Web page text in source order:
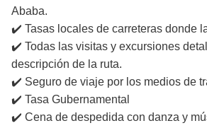
Ababa.
✔️ Tasas locales de carreteras donde
✔️ Todas las visitas y excursiones
descripción de la ruta.
✔️ Seguro de viaje por los medios de
✔️ Tasa Gubernamental
✔️ Cena de despedida con danza y